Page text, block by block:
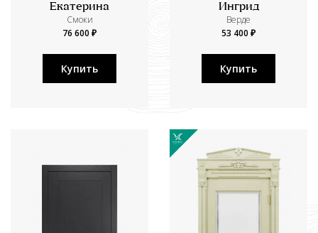
Екатерина
Смоки
76 600 ₽
Купить
Ингрид
Верде
53 400 ₽
Купить